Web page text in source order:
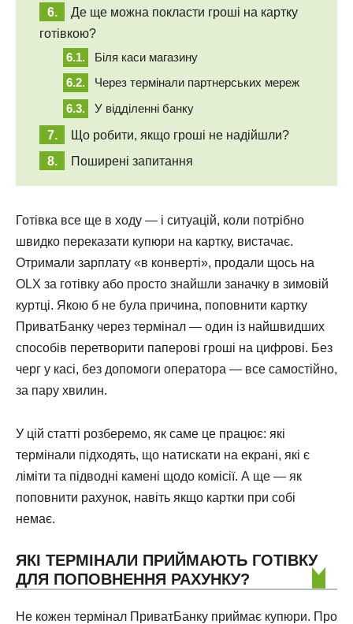
Де ще можна покласти гроші на картку
готівкою?
Біля каси магазину
Через термінали партнерських мереж
У відділенні банку
Що робити, якщо гроші не надійшли?
Поширені запитання
Готівка все ще в ходу — і ситуацій, коли потрібно
швидко переказати купюри на картку, вистачає.
Отримали зарплату «в конверті», продали щось на
OLX за готівку або просто знайшли заначку в зимовій
куртці. Якою б не була причина, поповнити картку
ПриватБанку через термінал — один із найшвидших
способів перетворити паперові гроші на цифрові. Без
черг у касі, без допомоги оператора — все самостійно,
за пару хвилин.
У цій статті розберемо, як саме це працює: які
термінали підходять, що натискати на екрані, які є
ліміти та підводні камені щодо комісії. А ще — як
поповнити рахунок, навіть якщо картки при собі
немає.
ЯКІ ТЕРМІНАЛИ ПРИЙМАЮТЬ ГОТІВКУ
ДЛЯ ПОПОВНЕННЯ РАХУНКУ?
Не кожен термінал ПриватБанку приймає купюри. Про